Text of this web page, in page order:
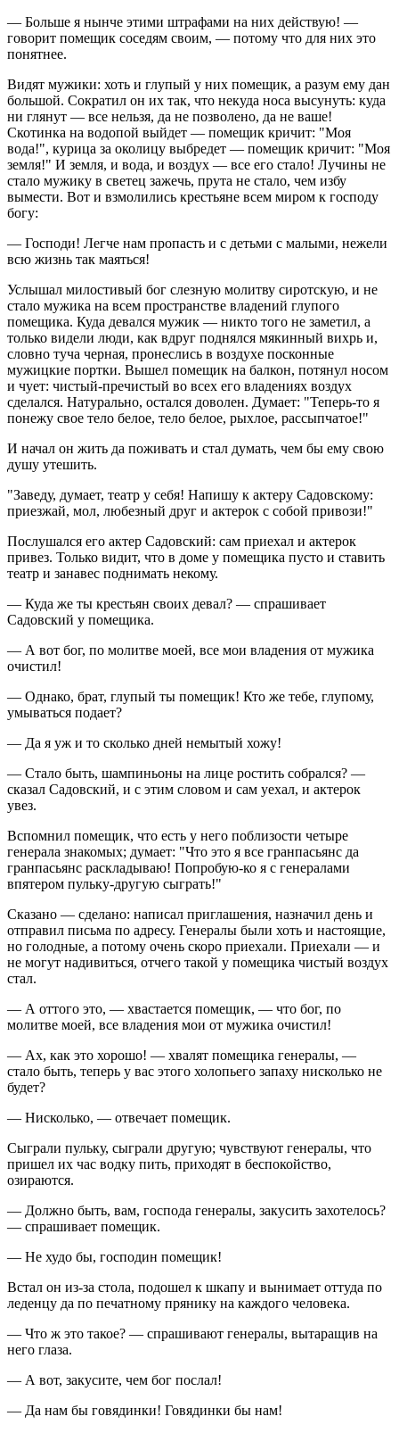
— Больше я нынче этими штрафами на них действую! —
говорит помещик соседям своим, — потому что для них это
понятнее.
Видят мужики: хоть и глупый у них помещик, а разум ему дан
большой. Сократил он их так, что некуда носа высунуть: куда
ни глянут — все нельзя, да не позволено, да не ваше!
Скотинка на водопой выйдет — помещик кричит: "Моя
вода!", курица за околицу выбредет — помещик кричит: "Моя
земля!" И земля, и вода, и воздух — все его стало! Лучины не
стало мужику в светец зажечь, прута не стало, чем избу
вымести. Вот и взмолились крестьяне всем миром к господу
богу:
— Господи! Легче нам пропасть и с детьми с малыми, нежели
всю жизнь так маяться!
Услышал милостивый бог слезную молитву сиротскую, и не
стало мужика на всем пространстве владений глупого
помещика. Куда девался мужик — никто того не заметил, а
только видели люди, как вдруг поднялся мякинный вихрь и,
словно туча черная, пронеслись в воздухе посконные
мужицкие портки. Вышел помещик на балкон, потянул носом
и чует: чистый-пречистый во всех его владениях воздух
сделался. Натурально, остался доволен. Думает: "Теперь-то я
понежу свое тело белое, тело белое, рыхлое, рассыпчатое!"
И начал он жить да поживать и стал думать, чем бы ему свою
душу утешить.
"Заведу, думает, театр у себя! Напишу к актеру Садовскому:
приезжай, мол, любезный друг и актерок с собой привози!"
Послушался его актер Садовский: сам приехал и актерок
привез. Только видит, что в доме у помещика пусто и ставить
театр и занавес поднимать некому.
— Куда же ты крестьян своих девал? — спрашивает
Садовский у помещика.
— А вот бог, по молитве моей, все мои владения от мужика
очистил!
— Однако, брат, глупый ты помещик! Кто же тебе, глупому,
умываться подает?
— Да я уж и то сколько дней немытый хожу!
— Стало быть, шампиньоны на лице ростить собрался? —
сказал Садовский, и с этим словом и сам уехал, и актерок
увез.
Вспомнил помещик, что есть у него поблизости четыре
генерала знакомых; думает: "Что это я все гранпасьянс да
гранпасьянс раскладываю! Попробую-ко я с генералами
впятером пульку-другую сыграть!"
Сказано — сделано: написал приглашения, назначил день и
отправил письма по адресу. Генералы были хоть и настоящие,
но голодные, а потому очень скоро приехали. Приехали — и
не могут надивиться, отчего такой у помещика чистый воздух
стал.
— А оттого это, — хвастается помещик, — что бог, по
молитве моей, все владения мои от мужика очистил!
— Ах, как это хорошо! — хвалят помещика генералы, —
стало быть, теперь у вас этого холопьего запаху нисколько не
будет?
— Нисколько, — отвечает помещик.
Сыграли пульку, сыграли другую; чувствуют генералы, что
пришел их час водку пить, приходят в беспокойство,
озираются.
— Должно быть, вам, господа генералы, закусить захотелось?
— спрашивает помещик.
— Не худо бы, господин помещик!
Встал он из-за стола, подошел к шкапу и вынимает оттуда по
леденцу да по печатному прянику на каждого человека.
— Что ж это такое? — спрашивают генералы, вытаращив на
него глаза.
— А вот, закусите, чем бог послал!
— Да нам бы говядинки! Говядинки бы нам!